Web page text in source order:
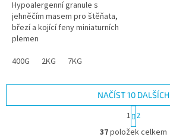
Hypoalergenní granule s
jehněčím masem pro štěňata,
březí a kojící feny miniaturních
plemen
400G
2KG 7KG
O
NAČÍST 10 DALŠÍCH
S
t
r
1 2
37položek celkem